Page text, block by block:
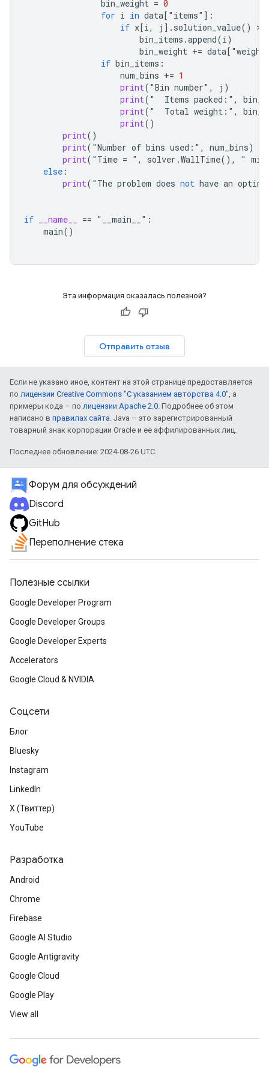
bin_weight = 0
for i in data[ " items" ]:
if x[i, j ] . solution_value() >
bin_items .append(i)
bin_weight += data[ "
if bin_items :
num_bins += 1
print( "Bin number" , j )
print( " Items packed :",
print( " Total weight :",
print()
print()
print( "Number of bins used :", num_bins)
print( " Time = " , solver .WallTime(), "
else :
print( " The problem does not have an
if __name__ == " __main__ " :
main()
Эта информация оказалась полезной?
Отправить отзыв
Если не указано иное, контент на этой странице предоставляется
по лицензии Creative Commons "С указанием авторства 4.0", а
примеры кода – по лицензии Apache 2.0. Подробнее об этом
написано в правилах сайта. Java – это зарегистрированный
товарный знак корпорации Oracle и ее аффилированных лиц.
Последнее обновление: 2024-08-26 UTC.
Форум для обсуждений
Discord
GitHub
Переполнение стека
Полезные ссылки
Google Developer Program
Google Developer Groups
Google Developer Experts
Accelerators
Google Cloud & NVIDIA
Соцсети
Блог
Bluesky
Instagram
LinkedIn
X (Твиттер)
YouTube
Разработка
Android
Chrome
Firebase
Google AI Studio
Google Antigravity
Google Cloud
Google Play
View all